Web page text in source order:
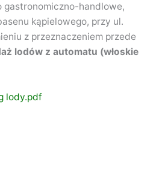
gastronomiczno-handlowe,
kąpielowego, przy ul.
z przeznaczeniem przede
lodów z automatu (włoskie
lody.pdf